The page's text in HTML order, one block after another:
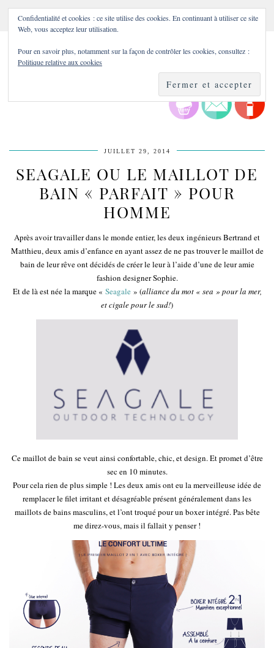
JUILLET 29, 2014
SEAGALE OU LE MAILLOT DE
BAIN « PARFAIT » POUR
HOMME
Après avoir travailler dans le monde entier, les deux ingénieurs Bertrand et
Matthieu, deux amis d’enfance en ayant assez de ne pas trouver le maillot de
bain de leur rêve ont décidés de créer le leur à l’aide d’une de leur amie
fashion designer Sophie.
Et de là est née la marque « Seagale» (alliance du mot « sea » pour la mer,
et cigale pour le sud!)
Ce maillot de bain se veut ainsi confortable, chic, et design. Et promet d’être
sec en 10 minutes.
Pour cela rien de plus simple ! Les deux amis ont eu la merveilleuse idée de
remplacer le filet irritant et désagréable présent généralement dans les
maillots de bains masculins, et l’ont troqué pour un boxer intégré. Pas bête
me direz-vous, mais il fallait y penser !
Confidentialité et cookies : ce site utilise des cookies. En continuant à utiliser ce site
Web, vous acceptez leur utilisation.
Pour en savoir plus, notamment sur la façon de contrôler les cookies, consultez :
Politique relative aux cookies